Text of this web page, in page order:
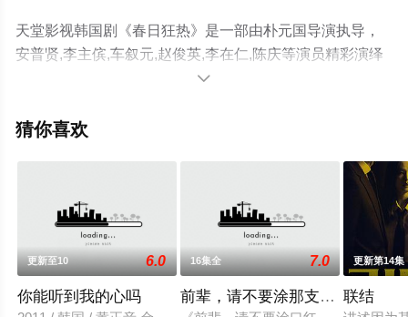
天堂影视韩国剧《春日狂热》是一部由朴元国导演执导，
安普贤,李主傧,车叙元,赵俊英,李在仁,陈庆等演员精彩演绎
的韩国电视剧，手机免费观看高清无删减完整版电视剧全
电视猫或剧情网等平台了解。

猜你喜欢
更新至10 6.0
你能听到我的心吗
16集全 7.0
前辈，请不要涂那支口红
更新第14集
联结